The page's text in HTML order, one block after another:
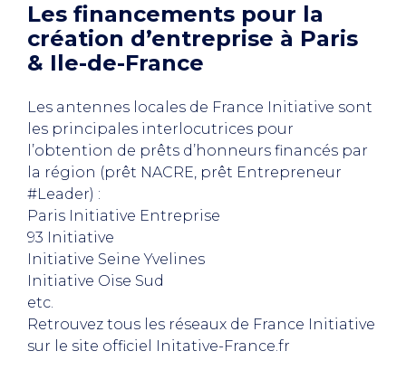
Les financements pour la
création d’entreprise à Paris
& Ile-de-France
Les antennes locales de France Initiative sont
les principales interlocutrices pour
l’obtention de prêts d’honneurs financés par
la région (prêt NACRE, prêt Entrepreneur
#Leader) :
Paris Initiative Entreprise
93 Initiative
Initiative Seine Yvelines
Initiative Oise Sud
etc.
Retrouvez tous les réseaux de France Initiative
sur le site officiel Initative-France.fr